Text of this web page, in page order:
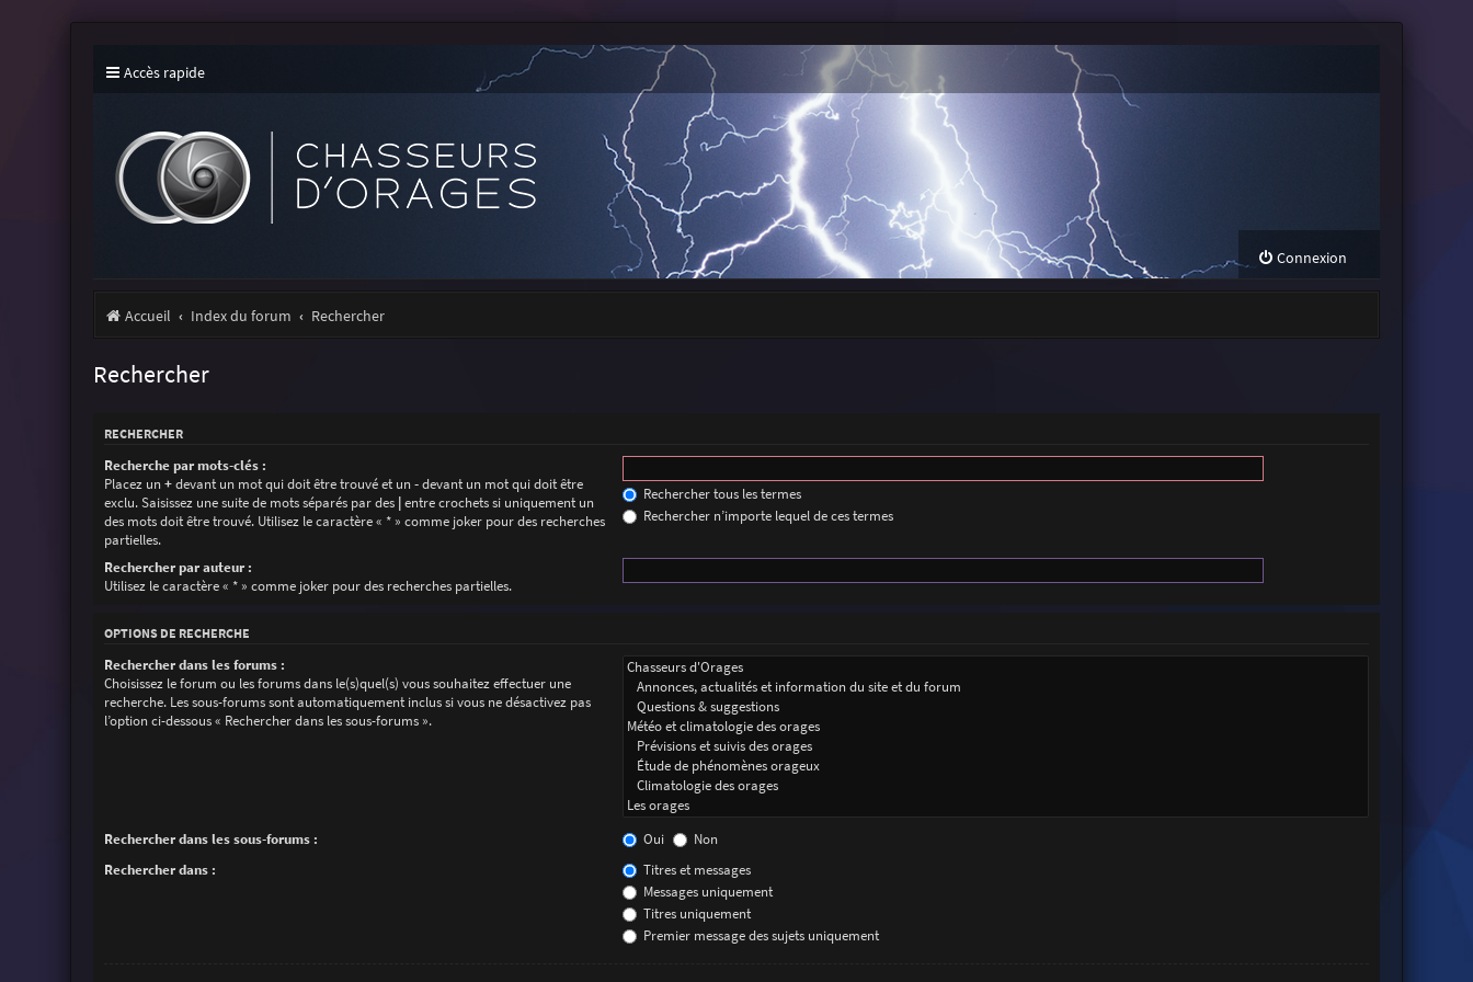
Accès rapide
Connexion
Accueil Index du forum Rechercher
Rechercher
RECHERCHER
Recherche par mots-clés :
Placez un+devant un mot qui doit être trouvé et un-devant un mot qui doit être
exclu. Saisissez une suite de mots séparés par des |entre crochets si uniquement un
des mots doit être trouvé. Utilisez le caractère « * » comme joker pour des recherches
partielles.
Rechercher tous les termes
Rechercher n’importe lequel de ces termes
Rechercher par auteur :
Utilisez le caractère « * » comme joker pour des recherches partielles.
OPTIONS DE RECHERCHE
Rechercher dans les forums :
Choisissez le forum ou les forums dans le(s)quel(s) vous souhaitez effectuer une
recherche. Les sous-forums sont automatiquement inclus si vous ne désactivez pas
l’option ci-dessous « Rechercher dans les sous-forums ».
Rechercher dans les sous-forums : Oui
Non
Rechercher dans :
Titres et messages
Messages uniquement
Titres uniquement
Premier message des sujets uniquement